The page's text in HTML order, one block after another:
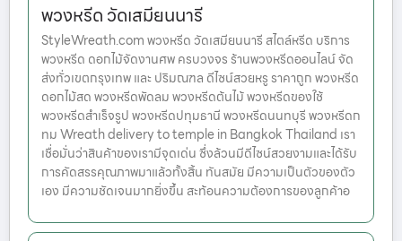
พวงหรีด วัดเสมียนนารี
StyleWreath.com พวงหรีด วัดเสมียนนารี สไตล์หรีด บริการ
พวงหรีด ดอกไม้จัดงานศพ ครบวงจร ร้านพวงหรีดออนไลน์ จัด
ส่งทั่วเขตกรุงเทพ และ ปริมณฑล ดีไซน์สวยหรู ราคาถูก พวงหรีด
ดอกไม้สด พวงหรีดพัดลม พวงหรีดต้นไม้ พวงหรีดของใช้
พวงหรีดสำเร็จรูป พวงหรีดปทุมธานี พวงหรีดนนทบุรี พวงหรีดก
ทม Wreath delivery to temple in Bangkok Thailand เรา
เชื่อมั่นว่าสินค้าของเรามีจุดเด่น ซึ่งล้วนมีดีไซน์สวยงามและได้รับ
การคัดสรรคุณภาพมาแล้วทั้งสิ้น ทันสมัย มีความเป็นตัวของตัว
เอง มีความชัดเจนมากยิ่งขึ้น สะท้อนความต้องการของลูกค้าอ